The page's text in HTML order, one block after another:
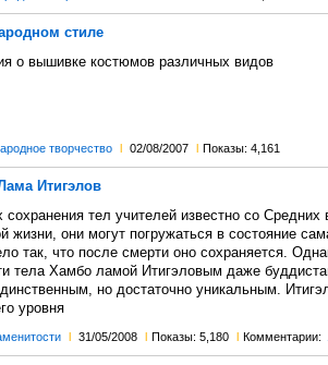
стиле
о вышивке костюмов различных видов
творчество l 02/08/2007 l Показы: 4,161
Итигэлов
сохранения тел учителей известно со Средних
жизни, они могут погружаться в состояние
так, что после смерти оно сохраняется.
тела Хамбо ламой Итигэловым даже
но достаточно уникальным.
уровня
l 31/05/2008 l Показы: 5,180 l Комментарии: